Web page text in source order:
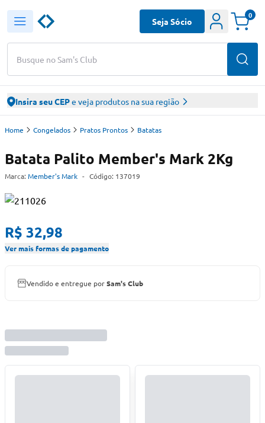
Busque no Sam's Club
Seja Sócio
0
Insira seu CEPe veja produtos na sua região
Home Congelados Pratos Prontos Batatas
Batata Palito Member's Mark 2Kg
Marca: Member's Mark - Código: 137019
R$ 32,98
Ver mais formas de pagamento
Vendido e entregue porSam's Club